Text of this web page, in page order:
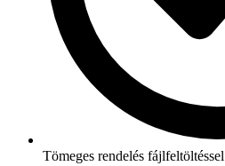
Tömeges rendelés fájlfeltöltéssel